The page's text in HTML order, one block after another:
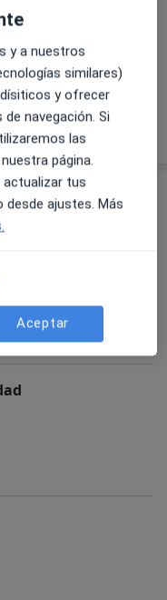
y a nuestros
similares)
y ofrecer
navegación. Si
las
página.
tus
desde ajustes. Más
Aceptar